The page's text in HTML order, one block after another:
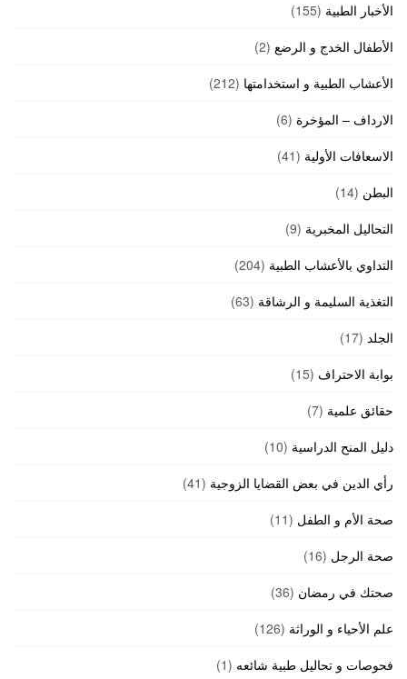
الأخبار الطبية (155)
الأطفال الخدج و الرضع (2)
الأعشاب الطبية و استخدامتها (212)
الارداف – المؤخرة (6)
الاسعافات الأولية (41)
البطن (14)
التحاليل المخبرية (9)
التداوي بالأعشاب الطبية (204)
التغذية السليمة و الرشاقة (63)
الجلد (17)
بوابة الاحتراف (15)
حقائق علمية (7)
دليل المنح الدراسية (10)
رأي الدين في بعض القضايا الزوجية (41)
صحة الأم و الطفل (11)
صحة الرجل (16)
صحتك في رمضان (36)
علم الأحياء و الوراثة (126)
فحوصات و تحاليل طبية شائعه (1)